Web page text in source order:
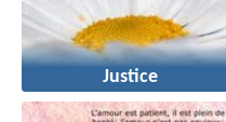
Justice